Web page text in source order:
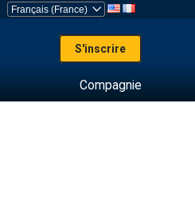
S'inscrire
Compagnie